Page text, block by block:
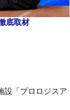
底取材
設「プロロジスア